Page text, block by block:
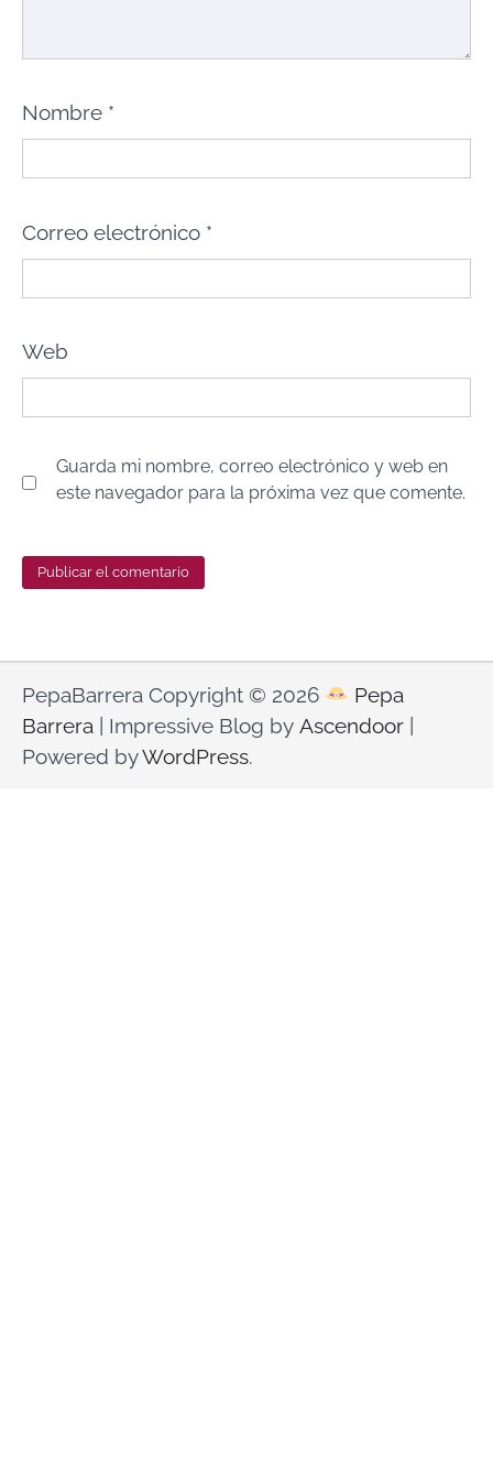
Nombre *
Correo electrónico *
Web
Guarda mi nombre, correo electrónico y web en
este navegador para la próxima vez que comente.
PepaBarrera Copyright © 2026
Pepa
Barrera | Impressive Blog by Ascendoor |
Powered byWordPress.